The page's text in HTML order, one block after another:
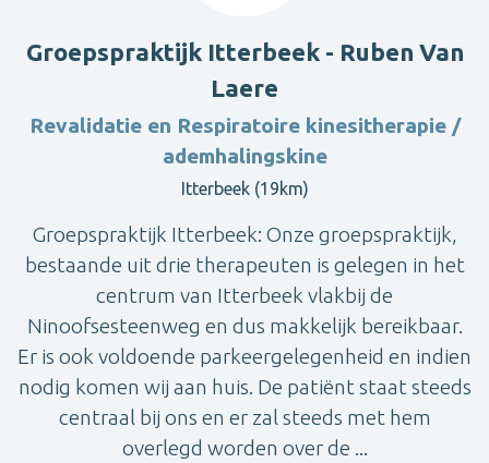
Groepspraktijk Itterbeek - Ruben Van
Laere
Revalidatie en Respiratoire kinesitherapie /
ademhalingskine
Itterbeek (19km)
Groepspraktijk Itterbeek: Onze groepspraktijk,
bestaande uit drie therapeuten is gelegen in het
centrum van Itterbeek vlakbij de
Ninoofsesteenweg en dus makkelijk bereikbaar.
Er is ook voldoende parkeergelegenheid en indien
nodig komen wij aan huis. De patiënt staat steeds
centraal bij ons en er zal steeds met hem
overlegd worden over de ...